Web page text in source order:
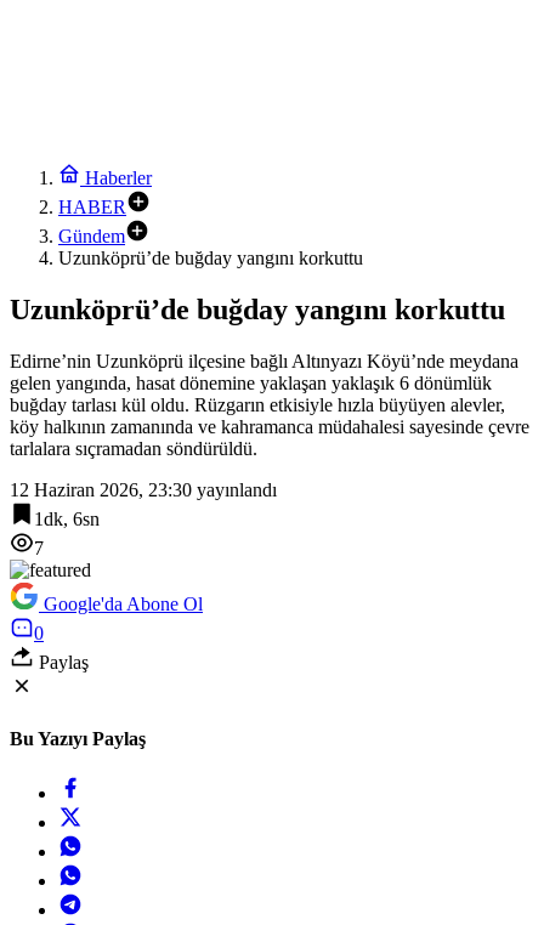
Haberler
HABER
Gündem
Uzunköprü’de buğday yangını korkuttu
Uzunköprü’de buğday yangını korkuttu
Edirne’nin Uzunköprü ilçesine bağlı Altınyazı Köyü’nde meydana
gelen yangında, hasat dönemine yaklaşan yaklaşık 6 dönümlük
buğday tarlası kül oldu. Rüzgarın etkisiyle hızla büyüyen alevler,
köy halkının zamanında ve kahramanca müdahalesi sayesinde çevre
tarlalara sıçramadan söndürüldü.
12 Haziran 2026, 23:30 yayınlandı
1dk, 6sn
7
Google'da Abone Ol
0
Paylaş
Bu Yazıyı Paylaş